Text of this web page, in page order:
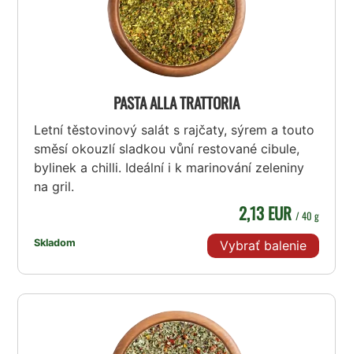
PASTA ALLA TRATTORIA
Letní těstovinový salát s rajčaty, sýrem a touto
směsí okouzlí sladkou vůní restované cibule,
bylinek a chilli. Ideální i k marinování zeleniny
na gril.
Skladom
2,13 EUR / 40 g
Vybrať balenie